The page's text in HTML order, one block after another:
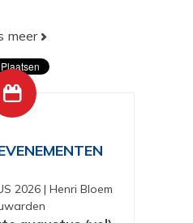
meer
2026| Henri Bloem